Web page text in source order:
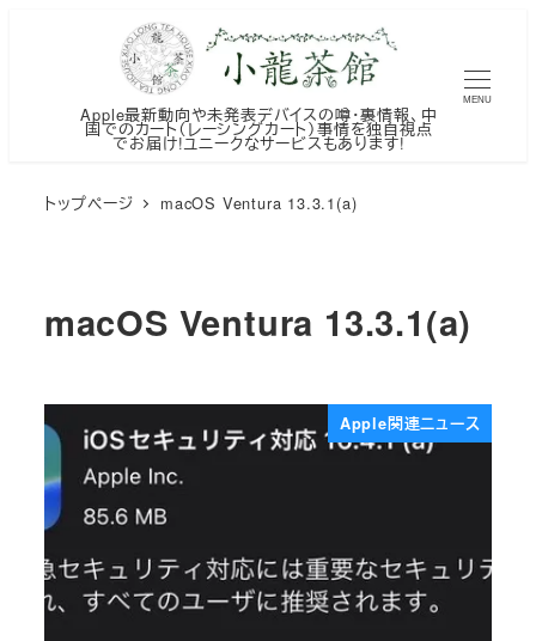
Apple最新動向や未発表デバイスの噂・裏情報、中
国でのカート（レーシングカート）事情を独自視点
でお届け!ユニークなサービスもあります!
MENU
トップページ macOS Ventura 13.3.1(a)
macOS Ventura 13.3.1(a)
Apple関連ニュース